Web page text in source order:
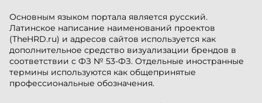
Основным языком портала является русский.
Латинское написание наименований проектов
(TheHRD.ru) и адресов сайтов используется как
дополнительное средство визуализации брендов в
соответствии с ФЗ № 53-ФЗ. Отдельные иностранные
термины используются как общепринятые
профессиональные обозначения.